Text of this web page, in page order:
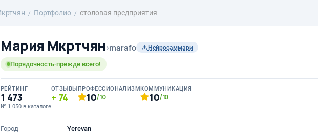
Портфолио столовая предприятия
Mария Мкртчян›marafo Нейросаммари
Порядочность-прежде всего!
РЕЙТИНГ
1 473
№ 1 050 в каталоге
ОТЗЫВЫ
74
ПРОФЕССИОНАЛИЗМ
10/10
КОММУНИКАЦИЯ
10/10
Город
Yerevan